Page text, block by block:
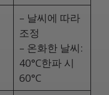
– 날씨에 따라
조정
– 온화한 날씨:
40°C한파 시
60°C